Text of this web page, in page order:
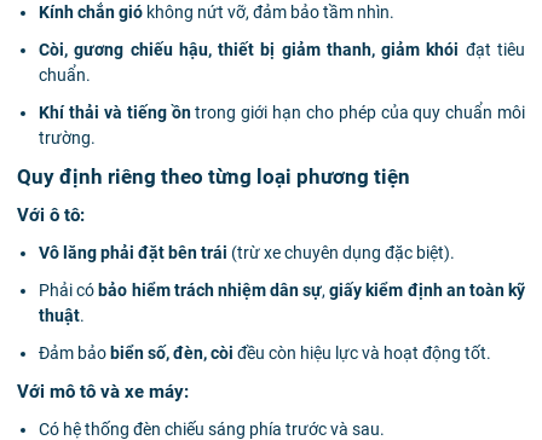
Kính chắn gió không nứt vỡ, đảm bảo tầm nhìn.
Còi, gương chiếu hậu, thiết bị giảm thanh, giảm khói đạt tiêu
chuẩn.
Khí thải và tiếng ồntrong giới hạn cho phép của quy chuẩn môi
trường.
Quy định riêng theo từng loại phương tiện
Với ô tô:
Vô lăng phải đặt bên trái (trừ xe chuyên dụng đặc biệt).
Phải có bảo hiểm trách nhiệm dân sự,giấy kiểm định an toàn kỹ
thuật.
Đảm bảo biển số, đèn, còi đều còn hiệu lực và hoạt động tốt.
Với mô tô và xe máy:
Có hệ thống đèn chiếu sáng phía trước và sau.